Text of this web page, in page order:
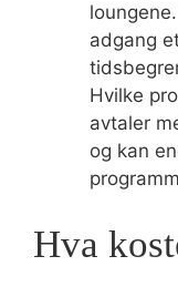
adgang
Hvilke
avtaler
og kan
Hva